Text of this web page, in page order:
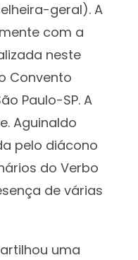
geral). A
com a
neste
Convento
Paulo-SP. A
Aguinaldo
pelo diácono
do Verbo
de várias
uma